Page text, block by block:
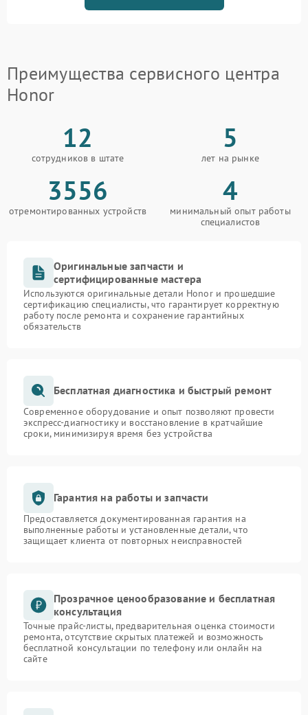
Преимущества сервисного центра
Honor
12
сотрудников в штате
5
лет на рынке
3556
отремонтированных устройств
4
минимальный опыт работы
специалистов
Оригинальные запчасти и
сертифицированные мастера
Используются оригинальные детали Honor и прошедшие
сертификацию специалисты, что гарантирует корректную
работу после ремонта и сохранение гарантийных
обязательств
Бесплатная диагностика и быстрый ремонт
Современное оборудование и опыт позволяют провести
экспресс-диагностику и восстановление в кратчайшие
сроки, минимизируя время без устройства
Гарантия на работы и запчасти
Предоставляется документированная гарантия на
выполненные работы и установленные детали, что
защищает клиента от повторных неисправностей
Прозрачное ценообразование и бесплатная
консультация
Точные прайс-листы, предварительная оценка стоимости
ремонта, отсутствие скрытых платежей и возможность
бесплатной консультации по телефону или онлайн на
сайте